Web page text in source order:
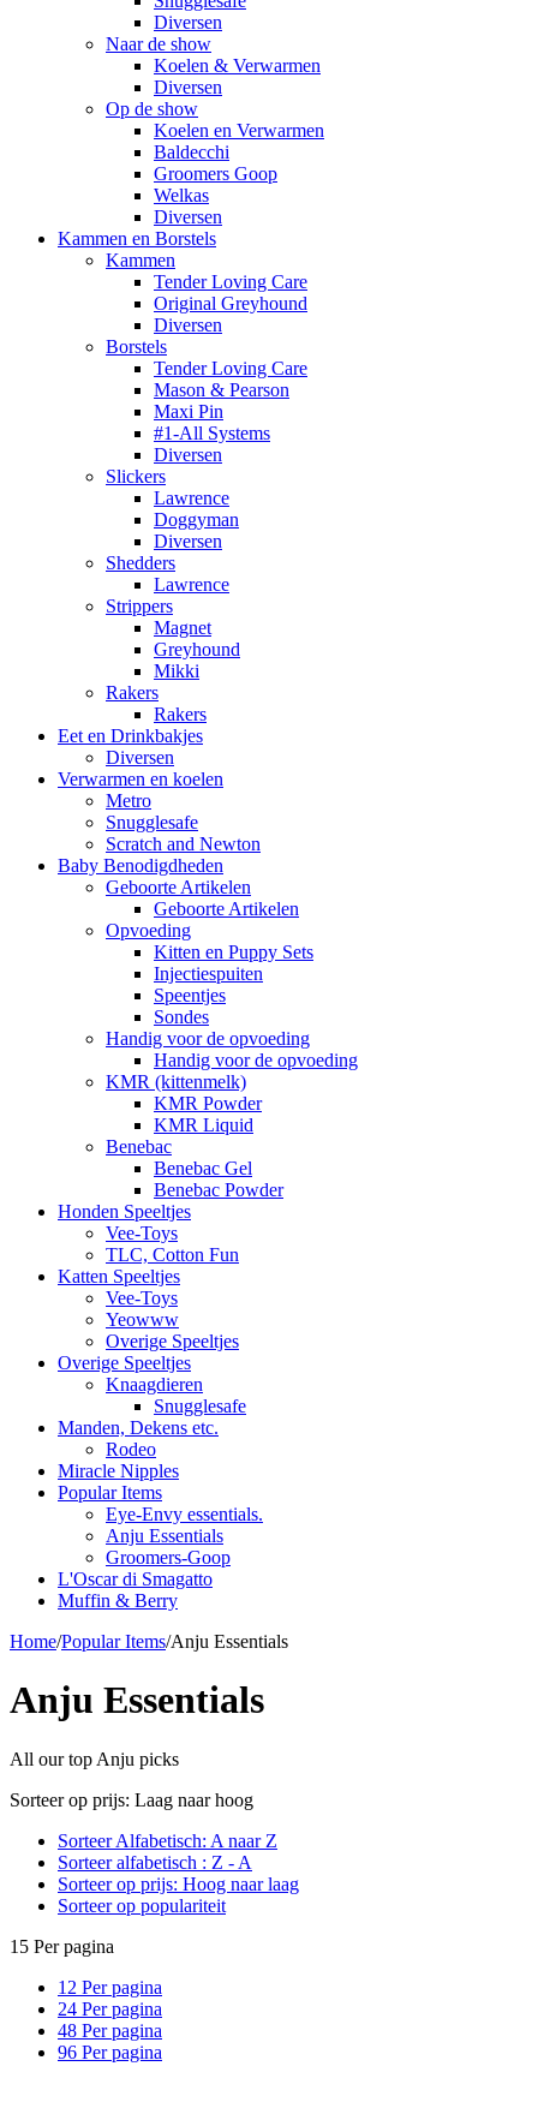
Diversen
Naar de show
Koelen & Verwarmen
Diversen
Op de show
Koelen en Verwarmen
Baldecchi
Groomers Goop
Welkas
Diversen
Kammen en Borstels
Kammen
Tender Loving Care
Original Greyhound
Diversen
Borstels
Tender Loving Care
Mason & Pearson
Maxi Pin
#1-All Systems
Diversen
Slickers
Lawrence
Doggyman
Diversen
Shedders
Lawrence
Strippers
Magnet
Greyhound
Mikki
Rakers
Rakers
Eet en Drinkbakjes
Diversen
Verwarmen en koelen
Metro
Snugglesafe
Scratch and Newton
Baby Benodigdheden
Geboorte Artikelen
Geboorte Artikelen
Opvoeding
Kitten en Puppy Sets
Injectiespuiten
Speentjes
Sondes
Handig voor de opvoeding
Handig voor de opvoeding
KMR (kittenmelk)
KMR Powder
KMR Liquid
Benebac
Benebac Gel
Benebac Powder
Honden Speeltjes
Vee-Toys
TLC, Cotton Fun
Katten Speeltjes
Vee-Toys
Yeowww
Overige Speeltjes
Overige Speeltjes
Knaagdieren
Snugglesafe
Manden, Dekens etc.
Rodeo
Miracle Nipples
Popular Items
Eye-Envy essentials.
Anju Essentials
Groomers-Goop
L'Oscar di Smagatto
Muffin & Berry
Home/Popular Items/Anju Essentials
Anju Essentials
All our top Anju picks
Sorteer op prijs: Laag naar hoog
Sorteer Alfabetisch: A naar Z
Sorteer alfabetisch : Z - A
Sorteer op prijs: Hoog naar laag
Sorteer op populariteit
15 Per pagina
12 Per pagina
24 Per pagina
48 Per pagina
96 Per pagina